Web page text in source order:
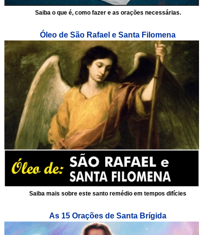
Saiba o que é, como fazer e as orações necessárias.
Óleo de São Rafael e Santa Filomena
Saiba mais sobre este santo remédio em tempos difícies
As 15 Orações de Santa Brígida